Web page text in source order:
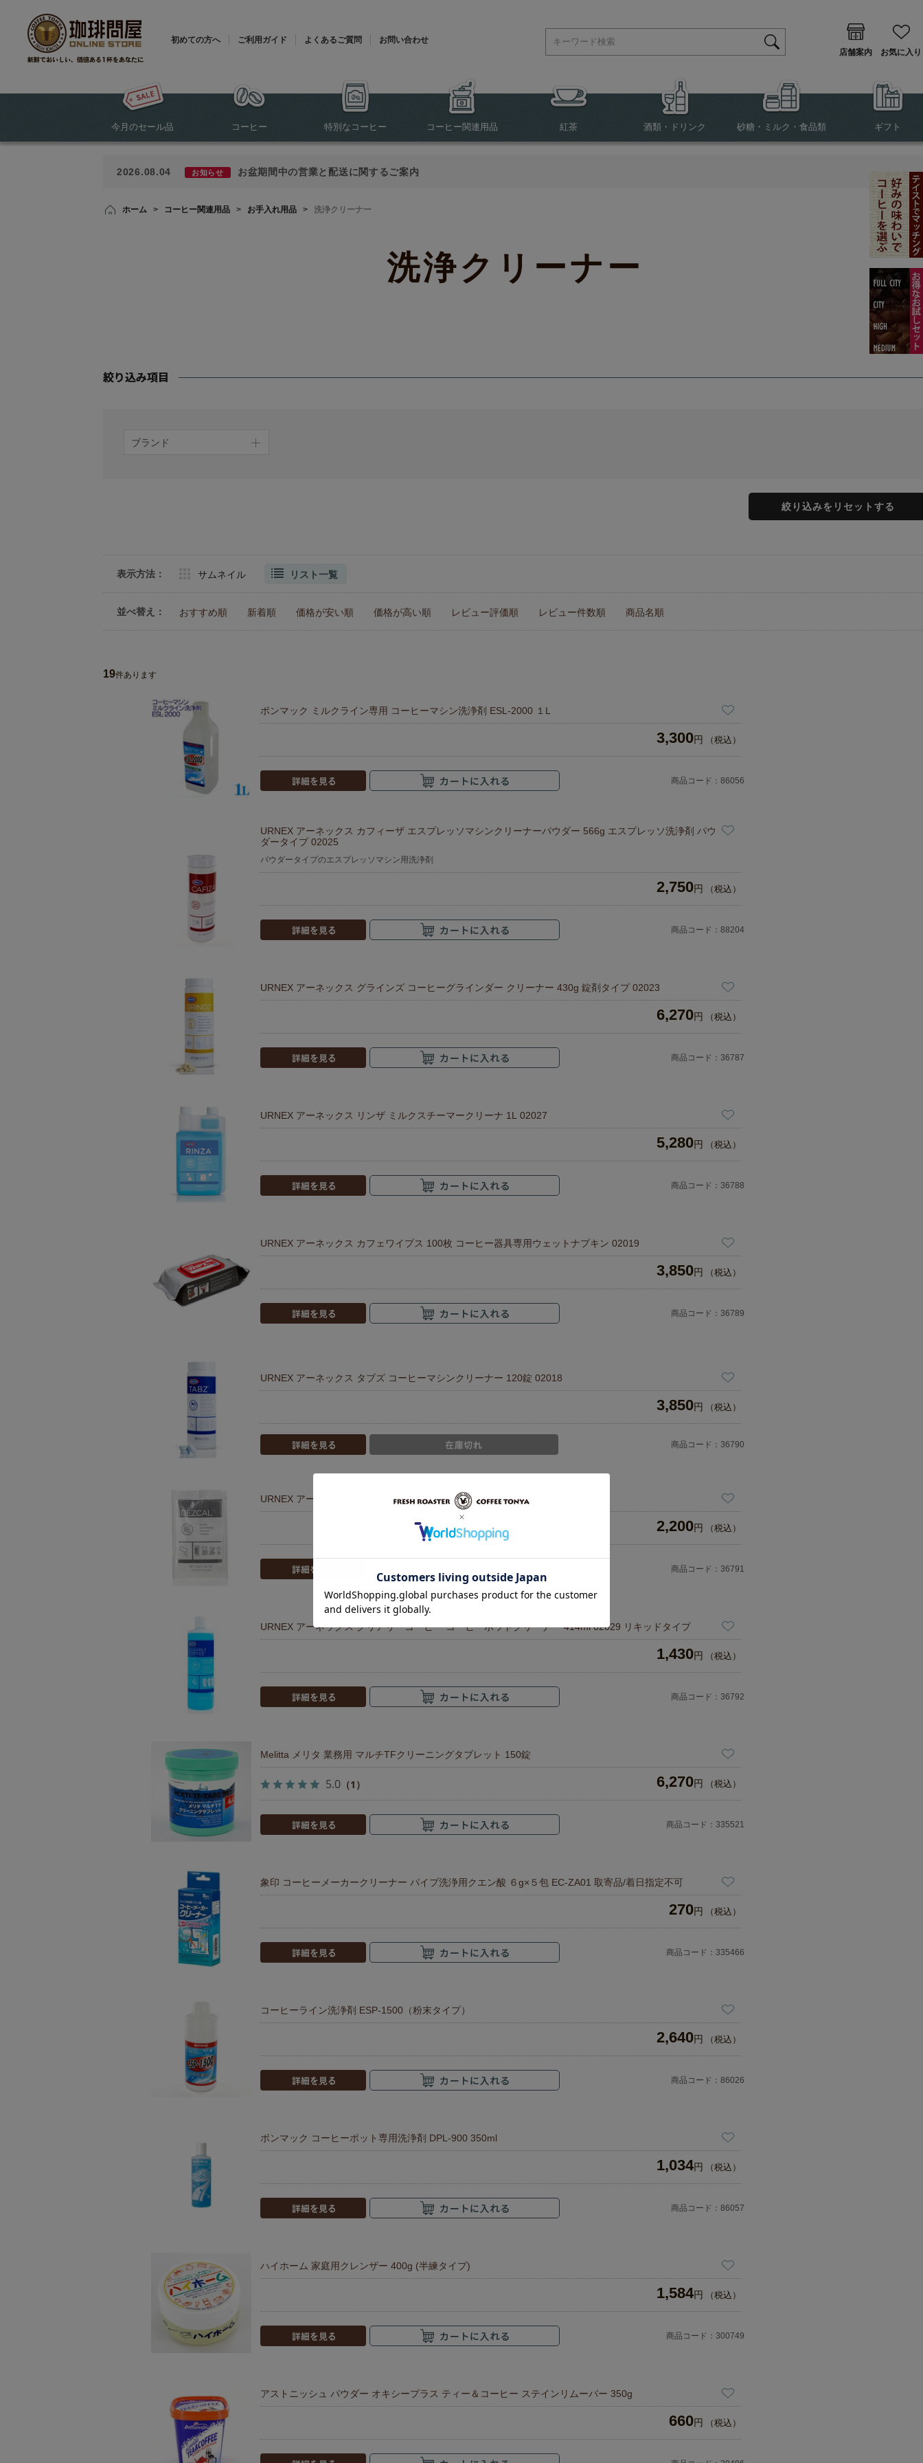
初めての方へ ご利用ガイド よくあるご質問
お問い合わせ
店舗案内
お気に入り
今月のセール品 コーヒー 特別なコーヒー コーヒー関連用品 紅茶 酒類・ドリンク 砂糖・ミルク・食品類 ギフト
2026.08.04 お知らせ お盆期間中の営業と配送に関するご案内
ホーム > コーヒー関連用品 > お手入れ用品 > 洗浄クリーナー
洗浄クリーナー
ブランド
絞り込みをリセットする
表示方法： サムネイル リスト一覧
並べ替え： おすすめ順 新着順 価格が安い順 価格が高い順 レビュー評価順 レビュー件数順 商品名順
19件あります
ボンマック ミルクライン専用 コーヒーマシン洗浄剤 ESL-2000 １L
3,300円 （税込）
商品コード：86056
URNEX アーネックス カフィーザ エスプレッソマシンクリーナーパウダー 566g エスプレッソ洗浄剤 パウ
ダータイプ 02025
パウダータイプのエスプレッソマシン用洗浄剤
2,750円 （税込）
商品コード：88204
URNEX アーネックス グラインズ コーヒーグラインダー クリーナー 430g 錠剤タイプ 02023
6,270円 （税込）
商品コード：36787
URNEX アーネックス リンザ ミルクスチーマークリーナ 1L 02027
5,280円 （税込）
商品コード：36788
URNEX アーネックス カフェワイプス 100枚 コーヒー器具専用ウェットナプキン 02019
3,850円 （税込）
商品コード：36789
URNEX アーネックス タブズ コーヒーマシンクリーナー 120錠 02018
3,850円 （税込）
商品コード：36790
URNEX アーネックス デズカル 活性スケール除去剤 1oz×5P 02022
2,200円 （税込）
商品コード：36791
URNEX アーネックス クリアリーコーヒー コーヒーポットクリーナー 414ml 02029 リキッドタイプ
1,430円 （税込）
商品コード：36792
Melitta メリタ 業務用 マルチTFクリーニングタブレット 150錠
5.0 （1） 6,270円 （税込）
商品コード：335521
象印 コーヒーメーカークリーナー パイプ洗浄用クエン酸 ６g×５包 EC-ZA01 取寄品/着日指定不可
270円 （税込）
商品コード：335466
コーヒーライン洗浄剤 ESP-1500（粉末タイプ）
2,640円 （税込）
商品コード：86026
ボンマック コーヒーポット専用洗浄剤 DPL-900 350ml
1,034円 （税込）
商品コード：86057
ハイホーム 家庭用クレンザー 400g (半練タイプ)
1,584円 （税込）
商品コード：300749
アストニッシュ パウダー オキシープラス ティー＆コーヒー ステインリムーバー 350g
660円 （税込）